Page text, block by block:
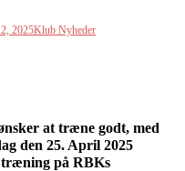
2025Klub Nyheder
at træne godt, med
den 25. April 2025
træning på RBKs